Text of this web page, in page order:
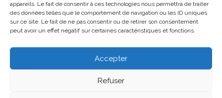
appareils. Le fait de consentir à ces technologies nous permettra de traiter
des données telles que le comportement de navigation ou les ID uniques
sur ce site. Le fait de ne pas consentir ou de retirer son consentement
peut avoir un effet négatif sur certaines caractéristiques et fonctions.
Accepter
Refuser
Mentions légales
Conditions générales de vente
© 2026Florence Beauloye– Tous droits réservés
– Réalisé avec the